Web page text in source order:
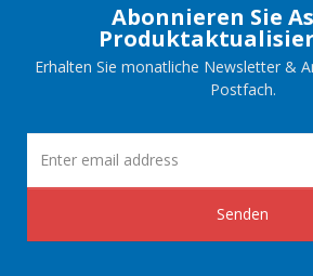
Abonnieren Sie
Erhalten Sie monatliche Newsletter &
Postfach.
Senden